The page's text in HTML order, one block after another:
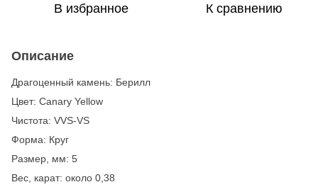
В избранное К сравнению
Описание
Драгоценный камень: Берилл
Цвет: Canary Yellow
Чистота: VVS-VS
Форма: Круг
Размер, мм: 5
Вес, карат: около 0,38